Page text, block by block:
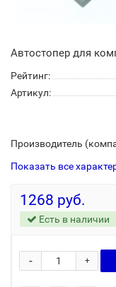
Автостопер для
Рейтинг:
Артикул:
Производитель
Показать все
1268 руб.
Есть в наличии
+
-